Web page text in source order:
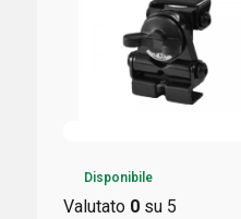
Disponibile
Valutato 0su 5